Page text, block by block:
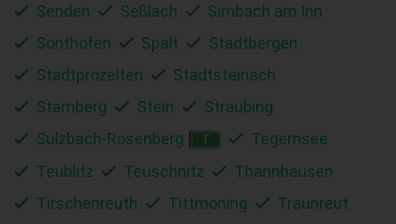
Senden
Seßlach
Simbach am Inn
Sonthofen
Spalt
Stadtbergen
Stadtprozelten
Stadtsteinach
Starnberg
Stein
Straubing
Sulzbach-Rosenberg
T
Tegernsee
Teublitz
Teuschnitz
Thannhausen
Tirschenreuth
Tittmoning
Traunreut